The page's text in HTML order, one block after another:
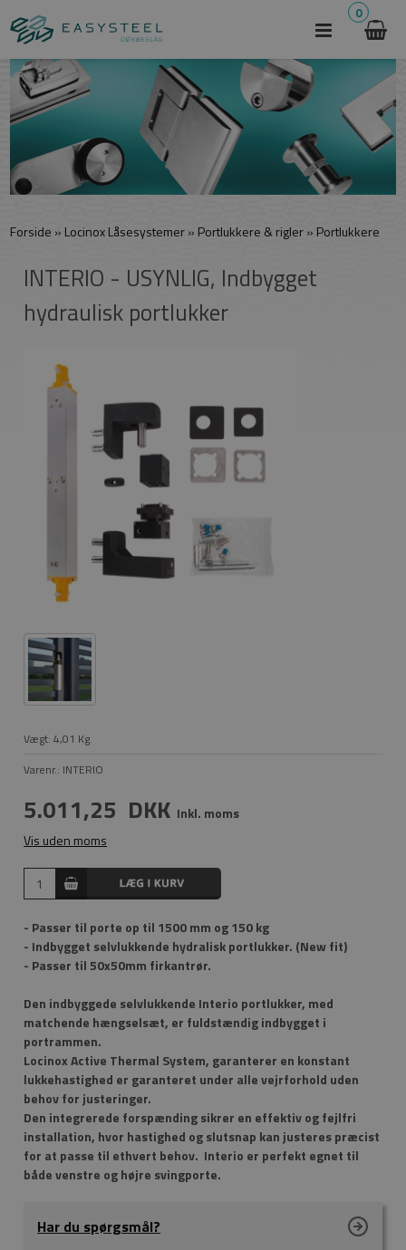
0
Forside » Locinox Låsesystemer» Portlukkere & rigler» Portlukkere
INTERIO - USYNLIG, Indbygget
hydraulisk portlukker
Vægt:4,01 Kg.
Varenr.: INTERIO
5.011,25 DKK Inkl. moms
Vis uden moms
- Passer til porte op til 1500 mm og 150 kg
- Indbygget selvlukkende hydralisk portlukker. (New fit)
- Passer til 50x50mm firkantrør.
Den indbyggede selvlukkende Interio portlukker, med
matchende hængselsæt, er fuldstændig indbygget i
portrammen.
Locinox Active Thermal System, garanterer en konstant
lukkehastighed er garanteret under alle vejrforhold uden
behov for justeringer.
Den integrerede forspænding sikrer en effektiv og fejlfri
installation, hvor hastighed og slutsnap kan justeres præcist
for at passe til ethvert behov. Interio er perfekt egnet til
både venstre og højre svingporte.
Har du spørgsmål?